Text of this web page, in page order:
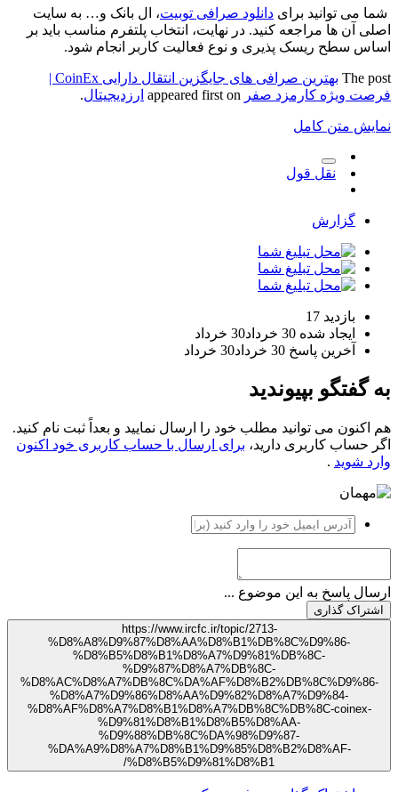
می توانید برای دانلود صرافی توبیت، ال بانک و… به سایت
آن ها مراجعه کنید. در نهایت، انتخاب پلتفرم مناسب باید بر
سطح ریسک پذیری و نوع فعالیت کاربر انجام شود.
The
بهترین صرافی های جایگزین انتقال دارایی CoinEx |
ویژه کارمزد صفرappeared first on ارزدیجیتال.
متن کامل
نقل قول
گزارش
بازدید 17
ایجاد شده 30 خرداد
30 خرداد
آخرین پاسخ 30 خرداد 30 خرداد
گفتگو بپیوندید
اکنون می توانید مطلب خود را ارسال نمایید و بعداً ثبت نام کنید.
حساب کاربری دارید،برای ارسال با حساب کاربری خود اکنون
شوید.
پاسخ به این موضوع ...
گذاری
https://www.ircfc.ir/topic/2713-
%D8%A8%D9%87%D8%AA%D8%B1%DB%8C%D9%86-
%D8%B5%D8%B1%D8%A7%D9%81%DB%8C-
%D9%87%D8%A7%DB%8C-
%D8%AC%D8%A7%DB%8C%DA%AF%D8%B2%DB%8C%D9%86-
%D8%A7%D9%86%D8%AA%D9%82%D8%A7%D9%84-
%D8%AF%D8%A7%D8%B1%D8%A7%DB%8C%DB%8C-coinex-
%D9%81%D8%B1%D8%B5%D8%AA-
%D9%88%DB%8C%DA%98%D9%87-
%DA%A9%D8%A7%D8%B1%D9%85%D8%B2%D8%AF-
%D8%B5%D9%81%D8%B1/